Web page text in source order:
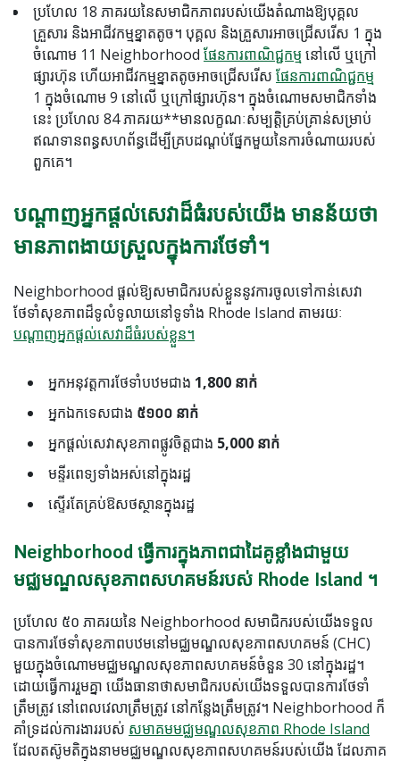
ប្រហែល 18 ភាគរយនៃសមាជិកភាពរបស់យើងតំណាងឱ្យបុគ្គល
គ្រួសារ និងអាជីវកម្មខ្នាតតូច។ បុគ្គល និងគ្រួសារអាចជ្រើសរើស 1 ក្នុង
ចំណោម 11 Neighborhood ផែនការពាណិជ្ជកម្ម នៅលើ ឬក្រៅ
ផ្សារហ៊ុន ហើយអាជីវកម្មខ្នាតតូចអាចជ្រើសរើស ផែនការពាណិជ្ជកម្ម
1 ក្នុងចំណោម 9 នៅលើ ឬក្រៅផ្សារហ៊ុន។ ក្នុងចំណោមសមាជិកទាំង
នេះ ប្រហែល 84 ភាគរយ**មានលក្ខណៈសម្បត្តិគ្រប់គ្រាន់សម្រាប់
ឥណទានពន្ធសហព័ន្ធដើម្បីគ្របដណ្តប់ផ្នែកមួយនៃការចំណាយរបស់
ពួកគេ។
បណ្តាញអ្នកផ្តល់សេវាដ៏ធំរបស់យើង មានន័យថា
មានភាពងាយស្រួលក្នុងការថែទាំ។
Neighborhood ផ្តល់ឱ្យសមាជិករបស់ខ្លួននូវការចូលទៅកាន់សេវា
ថែទាំសុខភាពដ៏ទូលំទូលាយនៅទូទាំង Rhode Island តាមរយៈ
បណ្តាញអ្នកផ្តល់សេវាដ៏ធំរបស់ខ្លួន។
អ្នកអនុវត្តការថែទាំបឋមជាង 1,800 នាក់
អ្នកឯកទេសជាង ៥១០០ នាក់
អ្នកផ្តល់សេវាសុខភាពផ្លូវចិត្តជាង 5,000 នាក់
មន្ទីរពេទ្យទាំងអស់នៅក្នុងរដ្ឋ
ស្ទើរតែគ្រប់ឱសថស្ថានក្នុងរដ្ឋ
Neighborhood ធ្វើការក្នុងភាពជាដៃគូខ្លាំងជាមួយ
មជ្ឈមណ្ឌលសុខភាពសហគមន៍របស់ Rhode Island ។
ប្រហែល ៥០ ភាគរយនៃ Neighborhood សមាជិក​របស់​យើង​ទទួល​
បាន​ការ​ថែទាំ​សុខភាព​បឋម​នៅ​មជ្ឈមណ្ឌល​សុខភាព​សហគមន៍ (CHC)
មួយ​ក្នុង​ចំណោម​មជ្ឈមណ្ឌល​សុខភាព​សហគមន៍​ចំនួន 30 នៅ​ក្នុង​រដ្ឋ។
ដោយ​ធ្វើការ​រួមគ្នា យើង​ធានា​ថា​សមាជិក​របស់​យើង​ទទួល​បាន​ការ​ថែទាំ​
ត្រឹមត្រូវ នៅ​ពេល​វេលា​ត្រឹមត្រូវ នៅ​កន្លែង​ត្រឹមត្រូវ។ Neighborhood ក៏
គាំទ្រដល់ការងាររបស់ សមាគមមជ្ឈមណ្ឌលសុខភាព Rhode Island
ដែលតស៊ូមតិក្នុងនាមមជ្ឈមណ្ឌលសុខភាពសហគមន៍របស់យើង ដែលភាគ